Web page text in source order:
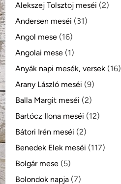
Alekszej Tolsztoj meséi (2)
Andersen meséi (31)
Angol mese (16)
Angolai mese (1)
Anyák napi mesék, versek (16)
Arany László meséi (9)
Balla Margit meséi (2)
Bartócz Ilona meséi (12)
Bátori Irén meséi (2)
Benedek Elek meséi (117)
Bolgár mese (5)
Bolondok napja (7)